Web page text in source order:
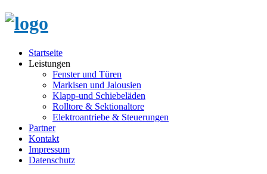
Startseite
Leistungen
Fenster und Türen
Markisen und Jalousien
Klapp-und Schiebeläden
Rolltore & Sektionaltore
Elektroantriebe & Steuerungen
Partner
Kontakt
Impressum
Datenschutz